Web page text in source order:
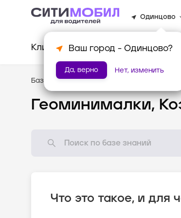
Одинцово
Ваш город - Одинцово?
Да, верно Нет, изменить
Клиентам Водителям
База знаний /Новому водителю
Геоминималки,
Что это такое, и для